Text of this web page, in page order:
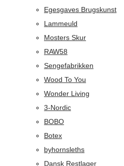
Egesgaves Brugskunst
Lammeuld
Mosters Skur
RAW58
Sengefabrikken
Wood To You
Wonder Living
3-Nordic
BOBO
Botex
byhornsleths
Dansk Restlager